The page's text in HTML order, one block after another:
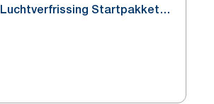
Luchtverfrissing Startpakket